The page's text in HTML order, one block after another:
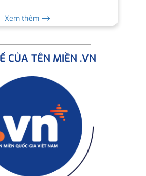
Xem thêm ⟶
CỦA TÊN MIỀN .VN